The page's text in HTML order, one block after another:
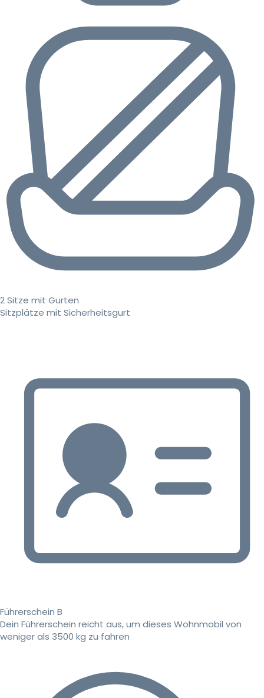
2 Sitze mit Gurten
Sitzplätze mit Sicherheitsgurt
Führerschein B
Dein Führerschein reicht aus, um dieses Wohnmobil von
weniger als 3500 kg zu fahren